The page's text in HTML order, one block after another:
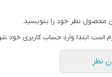
محصول نظر خود را بنویسید.
است ابتدا وارد حساب کاربری خود
نظر